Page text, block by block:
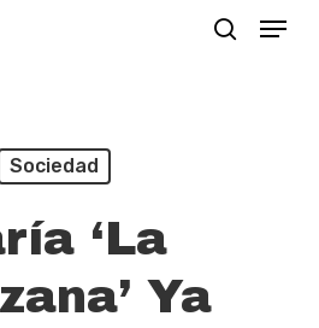
Menu
Sociedad
‘la
Ya